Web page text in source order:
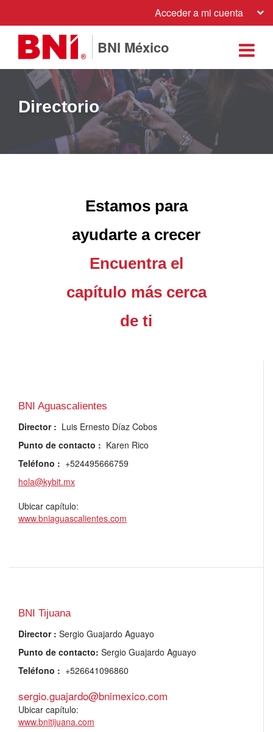
Acceder a mi cuenta
BNI México
Directorio
Estamos para
ayudarte a crecer
Encuentra el
capítulo más cerca
de ti
BNI Aguascalientes
Director : Luis Ernesto Díaz Cobos
Punto de contacto : Karen Rico
Teléfono : +524495666759
hola@kybit.mx
Ubicar capítulo:
www.bniaguascalientes.com
BNI Tijuana
Director : Sergio Guajardo Aguayo
Punto de contacto: Sergio Guajardo Aguayo
Teléfono : +526641096860
sergio.guajardo@bnimexico.com
Ubicar capítulo:
www.bnitijuana.com